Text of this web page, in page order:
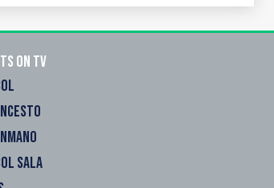
on TV
SALA